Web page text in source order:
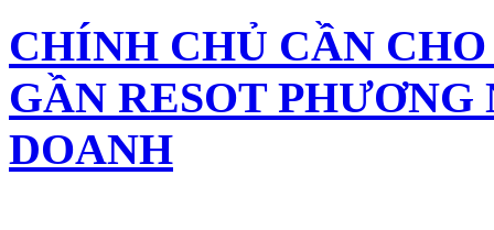
CHÍNH CHỦ CẦN
GẦN RESOT
DOANH